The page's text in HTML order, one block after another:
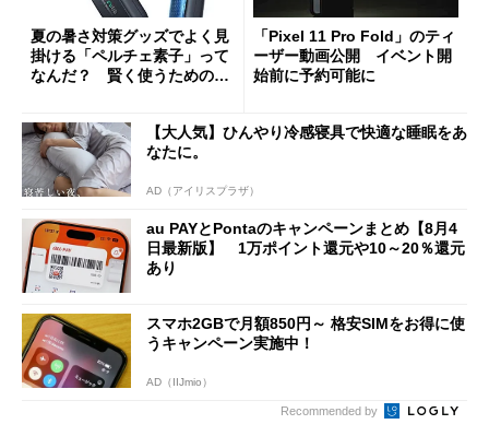
夏の暑さ対策グッズでよく見
掛ける「ペルチェ素子」って
なんだ？ 賢く使うための注
「Pixel 11 Pro Fold」のティ
ーザー動画公開 イベント開
始前に予約可能に
【大人気】ひんやり冷感寝具で快適な睡眠をあ
なたに。
AD（アイリスプラザ）
au PAYとPontaのキャンペーンまとめ【8月4
日最新版】 1万ポイント還元や10～20％還元
あり
スマホ2GBで月額850円～ 格安SIMをお得に使
うキャンペーン実施中！
AD（IIJmio）
Recommended by